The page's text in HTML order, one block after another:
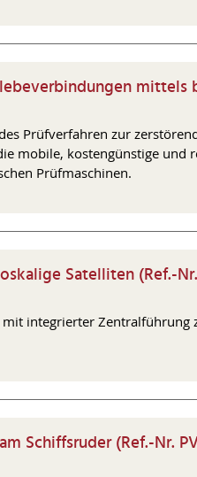
mittels
Prüfverfahren zur
mobile, kostengünstige und
Prüfmaschinen.
Satelliten (Ref.-Nr.
integrierter
(Ref.-Nr.